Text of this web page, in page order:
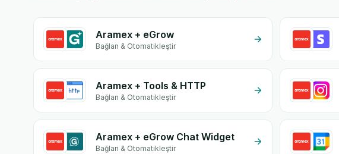
Aramex + eGrow
Bağlan & Otomatikleştir
Aramex + Tools & HTTP
Bağlan & Otomatikleştir
Aramex + eGrow Chat Widget
Bağlan & Otomatikleştir